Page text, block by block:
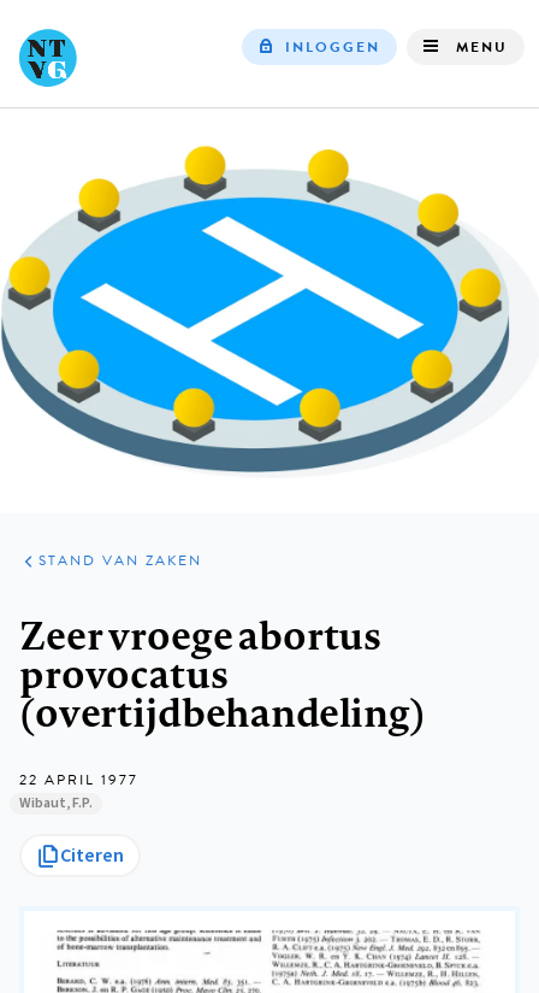
INLOGGEN MENU
ARTIKELEN
PRAKTIJK
STAND VAN ZAKEN
Zeer vroege abortus
provocatus
(overtijdbehandeling)
22 APRIL 1977
Wibaut, F.P.
Citeren